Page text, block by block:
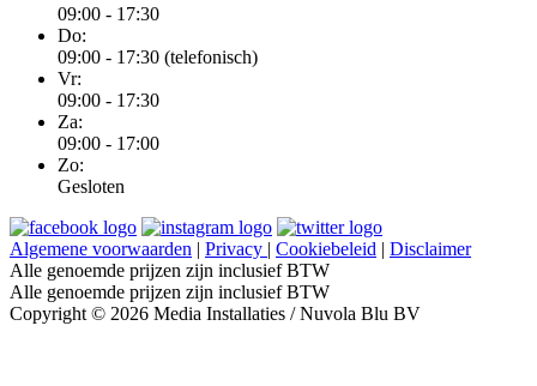
09:00 - 17:30
Do:
09:00 - 17:30 (telefonisch)
Vr:
09:00 - 17:30
Za:
09:00 - 17:00
Zo:
Gesloten
Algemene voorwaarden | Privacy | Cookiebeleid | Disclaimer
Alle genoemde prijzen zijn inclusief BTW
Alle genoemde prijzen zijn inclusief BTW
Copyright © 2026 Media Installaties / Nuvola Blu BV